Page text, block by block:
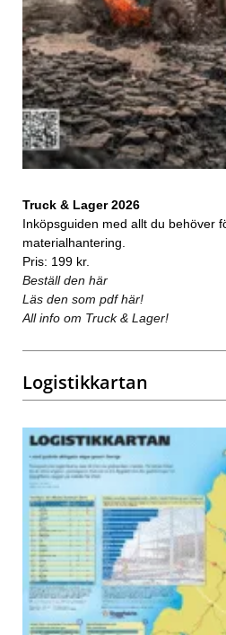
Truck & Lager 2026
Inköpsguiden med allt du behöver
materialhantering.
Pris: 199 kr.
Beställ den här
Läs den som pdf här!
All info om Truck & Lager!
Logistikkartan